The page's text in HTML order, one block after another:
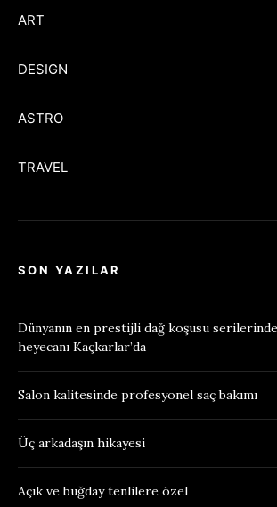
ART
DESIGN
ASTRO
TRAVEL
SON YAZILAR
Dünyanın en prestijli dağ koşusu
heyecanı Kaçkarlar’da
Salon kalitesinde profesyonel saç bakımı
Üç arkadaşın hikayesi
Açık ve buğday tenlilere özel